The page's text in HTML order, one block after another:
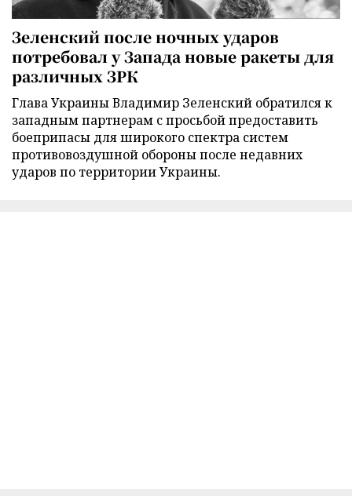
Зеленский после ночных ударов
потребовал у Запада новые ракеты для
различных ЗРК
Глава Украины Владимир Зеленский обратился к
западным партнерам с просьбой предоставить
боеприпасы для широкого спектра систем
противовоздушной обороны после недавних
ударов по территории Украины.